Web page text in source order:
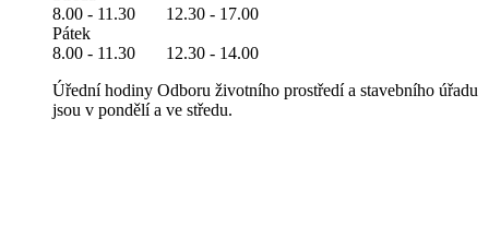
8.00 - 11.30 12.30 - 17.00
Pátek
8.00 - 11.30 12.30 - 14.00
Úřední hodiny Odboru životního prostředí a stavebního úřadu
jsou v pondělí a ve středu.